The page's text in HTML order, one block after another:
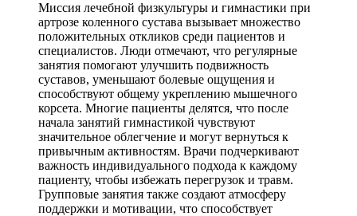
Миссия лечебной физкультуры и гимнастики при
артрозе коленного сустава вызывает множество
положительных откликов среди пациентов и
специалистов. Люди отмечают, что регулярные
занятия помогают улучшить подвижность
суставов, уменьшают болевые ощущения и
способствуют общему укреплению мышечного
корсета. Многие пациенты делятся, что после
начала занятий гимнастикой чувствуют
значительное облегчение и могут вернуться к
привычным активностям. Врачи подчеркивают
важность индивидуального подхода к каждому
пациенту, чтобы избежать перегрузок и травм.
Групповые занятия также создают атмосферу
поддержки и мотивации, что способствует